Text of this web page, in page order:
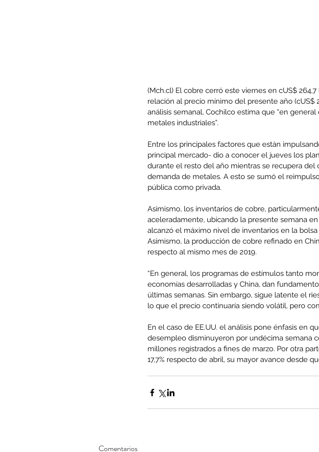
Our Recent Posts
Minería del cobre enfrenta
menor producción mientras
inversión y eficiencia
(Mch.cl) El cobre cerró este viernes en cUS$
relación al precio mínimo del presente año (cUS$
análisis semanal, Cochilco estima que “en
metales industriales”.
Entre los principales factores que están
principal mercado- dio a conocer el jueves los
durante el resto del año mientras se recupera
demanda de metales. A esto se sumó el
pública como privada.
Asimismo, los inventarios de cobre,
aceleradamente, ubicando la presente semana
alcanzó el máximo nivel de inventarios en la
Asimismo, la producción de cobre refinado en
respecto al mismo mes de 2019.
“En general, los programas de estímulos tanto
economías desarrolladas y China, dan
últimas semanas. Sin embargo, sigue latente el
lo que el precio continuaría siendo volátil, pero
En el caso de EE.UU. el análisis pone énfasis en
desempleo disminuyeron por undécima semana
millones registrados a fines de marzo. Por otra
17,7% respecto de abril, su mayor avance desde
Comentarios